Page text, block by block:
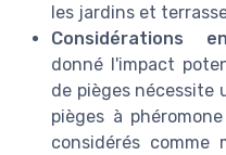
les jardins et
Considérations
donné l'impact
de pièges nécessite
pièges à
considérés comme